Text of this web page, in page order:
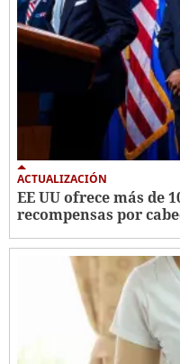
ACTUALIZACIÓN
EE UU ofrece más de
recompensas por